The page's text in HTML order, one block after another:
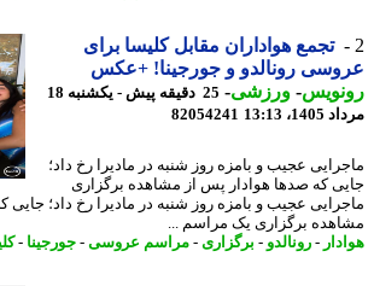
تجمع هواداران مقابل کلیسا برای
رونالدو و جورجینا! +عکس
-ورزشی-
25 دقیقه پیش - یکشنبه 18
13:13
82054241
عجیب و بامزه روز شنبه در مادیرا رخ داد؛
که صدها هوادار پس از مشاهده برگزاری
عجیب و بامزه روز شنبه در مادیرا رخ داد؛ جایی که
برگزاری یک مراسم ...
-رونالدو-برگزاری - مراسم عروسی-جورجینا -کلیسا